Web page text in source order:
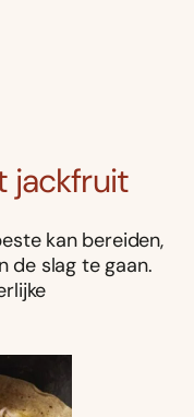
jackfruit
kan bereiden,
de slag te gaan.